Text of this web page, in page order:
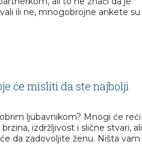
ili ne, mnogobrojne ankete su
će misliti da ste najbolji
ljubavnikom? Mnogi će reći
izdržljivost i slične stvari, ali
da zadovoljite ženu. Ništa vam